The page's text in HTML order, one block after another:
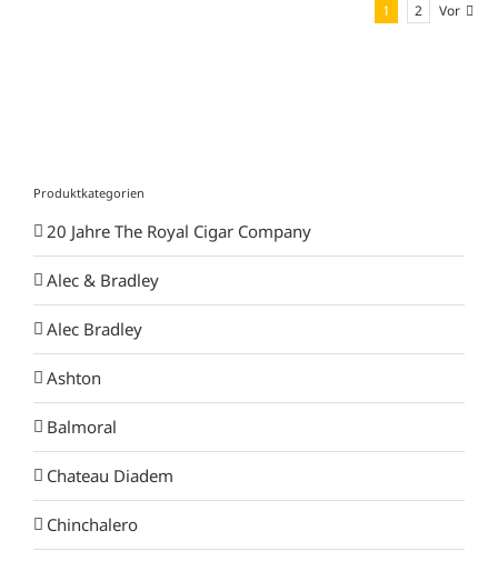
1 2 Vor
Produktkategorien
20 Jahre The Royal Cigar Company
Alec & Bradley
Alec Bradley
Ashton
Balmoral
Chateau Diadem
Chinchalero